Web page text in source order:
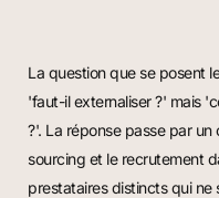
La question que se posent
'faut-il externaliser ?' mais
?'. La réponse passe par
sourcing et le recrutement
prestataires distincts qui ne